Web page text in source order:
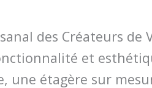
des Créateurs de
et
une étagère sur